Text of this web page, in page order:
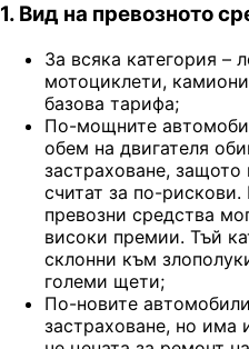
1. Вид на превозното
За всяка категория –
мотоциклети,
базова тарифа;
По-мощните
обем на двигателя
застраховане,
считат за по-
превозни средства
високи премии. Тъй
склонни към
големи щети;
По-новите
застраховане, но има